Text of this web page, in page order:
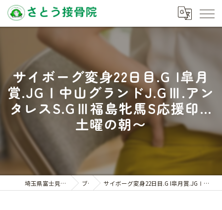
サイボーグ変身22日目.G I皐月
賞.JGⅠ中山グランドJ.GⅢ.アン
タレスS.GⅢ福島牝馬S応援印…
土曜の朝〜
埼玉県富士見の接骨院ならさとう接骨院 ブログ サイボーグ変身22日目.G I皐月賞.JGⅠ中山グランドJ.GⅢ.アンタレスS.GⅢ福島牝馬S応援印…土曜の朝〜